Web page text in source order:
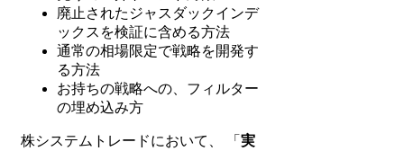
廃止されたジャスダックインデ
ックスを検証に含める方法
通常の相場限定で戦略を開発す
る方法
お持ちの戦略への、フィルター
の埋め込み方
株システムトレードにおいて、 「 実